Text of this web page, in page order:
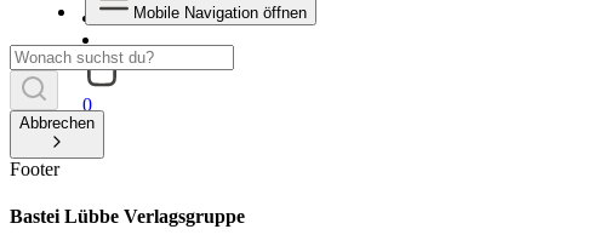
0
Mobile Navigation öffnen
Abbrechen
Footer
Bastei Lübbe Verlagsgruppe